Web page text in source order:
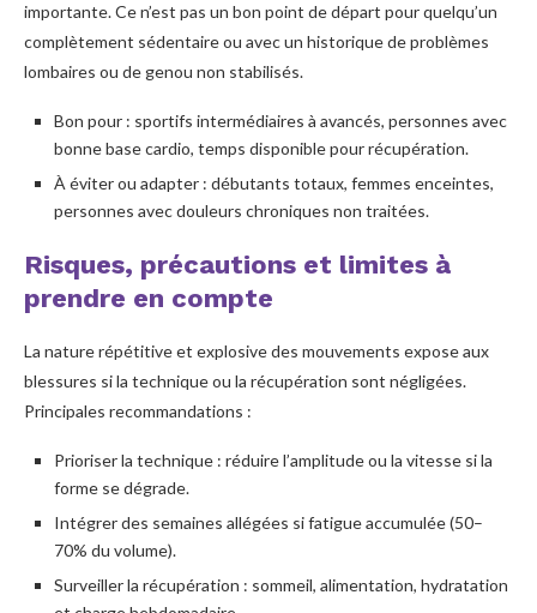
importante. Ce n’est pas un bon point de départ pour quelqu’un
complètement sédentaire ou avec un historique de problèmes
lombaires ou de genou non stabilisés.
Bon pour : sportifs intermédiaires à avancés, personnes avec
bonne base cardio, temps disponible pour récupération.
À éviter ou adapter : débutants totaux, femmes enceintes,
personnes avec douleurs chroniques non traitées.
Risques, précautions et limites à
prendre en compte
La nature répétitive et explosive des mouvements expose aux
blessures si la technique ou la récupération sont négligées.
Principales recommandations :
Prioriser la technique : réduire l’amplitude ou la vitesse si la
forme se dégrade.
Intégrer des semaines allégées si fatigue accumulée (50–
70% du volume).
Surveiller la récupération : sommeil, alimentation, hydratation